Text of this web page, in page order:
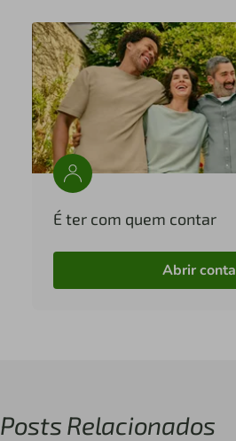
É ter com quem contar
Abrir conta
Posts Relacionados